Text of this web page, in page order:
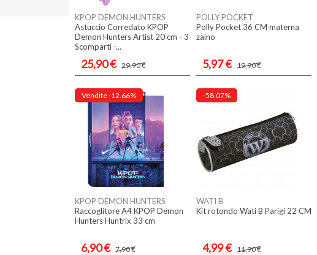
KPOP DEMON HUNTERS
Astuccio Corredato KPOP
Demon Hunters Artist 20 cm - 3
Scomparti -...
25,90 € 29,90 €
POLLY POCKET
Polly Pocket 36 CM materna
zaino
5,97 € 19,90 €
Vendite-12.66%
KPOP DEMON HUNTERS
Raccoglitore A4 KPOP Demon
Hunters Huntrix 33 cm
6,90 € 7,90 €
-58.07%
WATI B
Kit rotondo Wati B Parigi 22 CM
4,99 € 11,90 €